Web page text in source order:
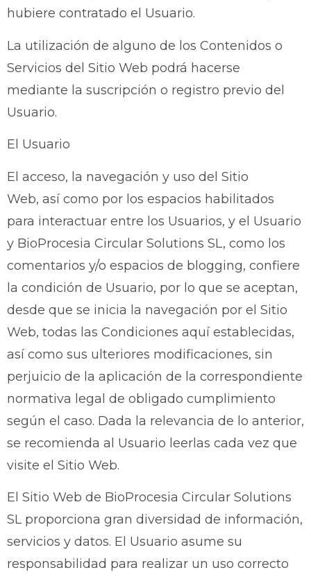
hubiere contratado el Usuario.
La utilización de alguno de los Contenidos o
Servicios del Sitio Web podrá hacerse
mediante la suscripción o registro previo del
Usuario.
El Usuario
El acceso, la navegación y uso del Sitio
Web, así como por los espacios habilitados
para interactuar entre los Usuarios, y el Usuario
y BioProcesia Circular Solutions SL, como los
comentarios y/o espacios de blogging, confiere
la condición de Usuario, por lo que se aceptan,
desde que se inicia la navegación por el Sitio
Web, todas las Condiciones aquí establecidas,
así como sus ulteriores modificaciones, sin
perjuicio de la aplicación de la correspondiente
normativa legal de obligado cumplimiento
según el caso. Dada la relevancia de lo anterior,
se recomienda al Usuario leerlas cada vez que
visite el Sitio Web.
El Sitio Web de BioProcesia Circular Solutions
SL proporciona gran diversidad de información,
servicios y datos. El Usuario asume su
responsabilidad para realizar un uso correcto